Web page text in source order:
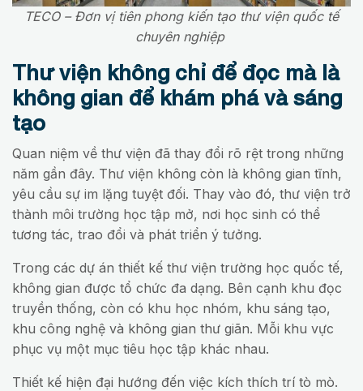
TECO – Đơn vị tiên phong kiến tạo thư viện quốc tế
chuyên nghiệp
Thư viện không chỉ để đọc mà là
không gian để khám phá và sáng
tạo
Quan niệm về thư viện đã thay đổi rõ rệt trong những
năm gần đây. Thư viện không còn là không gian tĩnh,
yêu cầu sự im lặng tuyệt đối. Thay vào đó, thư viện trở
thành môi trường học tập mở, nơi học sinh có thể
tương tác, trao đổi và phát triển ý tưởng.
Trong các dự án thiết kế thư viện trường học quốc tế,
không gian được tổ chức đa dạng. Bên cạnh khu đọc
truyền thống, còn có khu học nhóm, khu sáng tạo,
khu công nghệ và không gian thư giãn. Mỗi khu vực
phục vụ một mục tiêu học tập khác nhau.
Thiết kế hiện đại hướng đến việc kích thích trí tò mò.